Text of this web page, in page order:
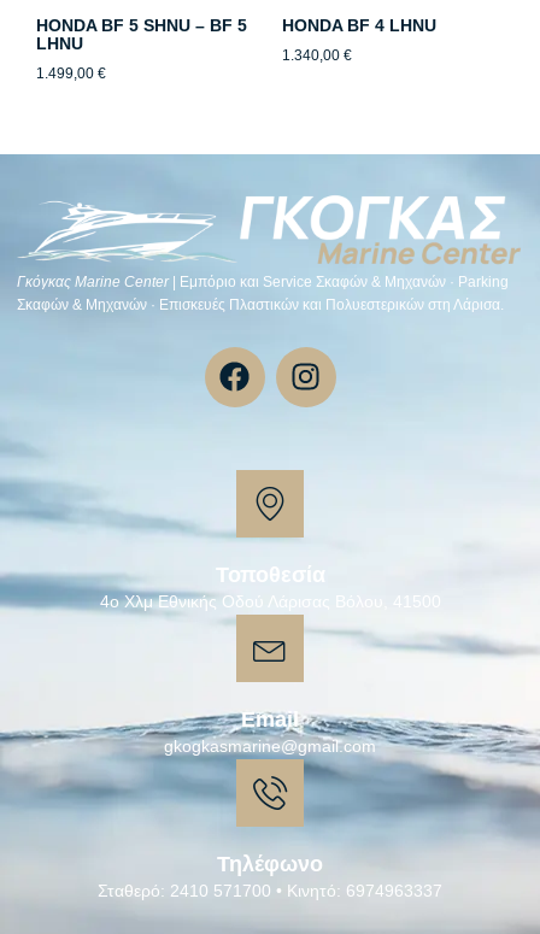
HONDA BF 5 SHNU – BF 5
LHNU
1.499,00 €
HONDA BF 4 LHNU
1.340,00 €
Γκόγκας Μarine Center| Εμπόριο και Service Σκαφών & Μηχανών · Parking
Σκαφών & Μηχανών · Επισκευές Πλαστικών και Πολυεστερικών στη Λάρισα.
Τοποθεσία
4ο Χλμ Εθνικής Οδού Λάρισας Βόλου, 41500
Email
gkogkasmarine@gmail.com
Τηλέφωνο
Σταθερό: 2410 571700 • Κινητό: 6974963337